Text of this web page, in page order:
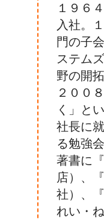
１９６
入社。
門の子
ステム
野の開
２００
く」と
社長に
る勉強
著書に
店）、
社）、
れい・